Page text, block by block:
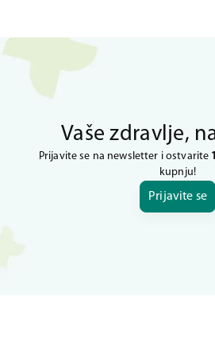
Vaše zdravlje,
Prijavite se na newsletter i ostvarite
kupnju!
Prijavite se